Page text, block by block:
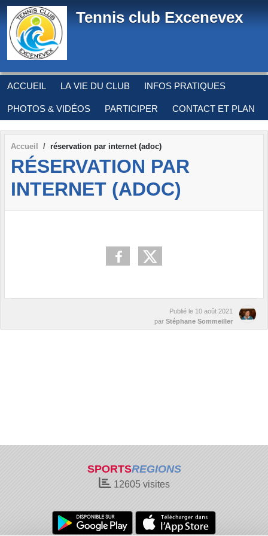
Tennis club Excenevex
ACCUEIL LA VIE DU CLUB INFOS PRATIQUES
PHOTOS & VIDÉOS PARTICIPER CONTACT ET PLAN
Accueil réservation par internet (adoc)
RÉSERVATION PAR
INTERNET (ADOC)
Publié le 10 août 2021
par Stéphane Sommeiller
SPORTSREGIONS
12605visites
Panneau de gestion des cookies